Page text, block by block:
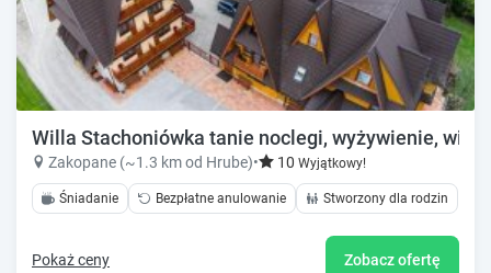
Willa Stachoniówka tanie noclegi, wyżywienie, wi-fi,
Zakopane (~1.3 km od Hrube)• 10 Wyjątkowy!
Śniadanie Bezpłatne anulowanie Stworzony dla rodzin
Pokaż ceny Zobacz ofertę